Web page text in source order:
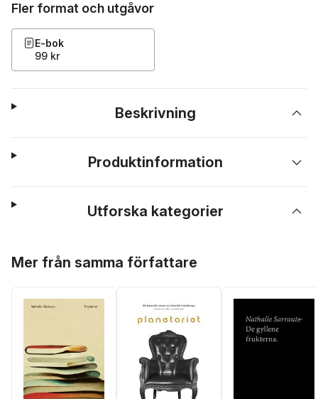
Fler format och utgåvor
E-bok
99 kr
Beskrivning
Produktinformation
Utforska kategorier
Mer från samma författare